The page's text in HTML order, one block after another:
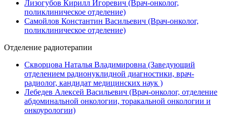
Лизогубов Кирилл Игоревич (Врач-онколог,
поликлиническое отделение)
Самойлов Константин Васильевич (Врач-онколог,
поликлиническое отделение)
Отделение радиотерапии
Скворцова Наталья Владимировна (Заведующий
отделением радионуклидной диагностики, врач-
радиолог, кандидат медицинских наук )
Лебедев Алексей Васильевич (Врач-онколог, отделение
абдоминальной онкологии, торакальной онкологии и
онкоурологии)